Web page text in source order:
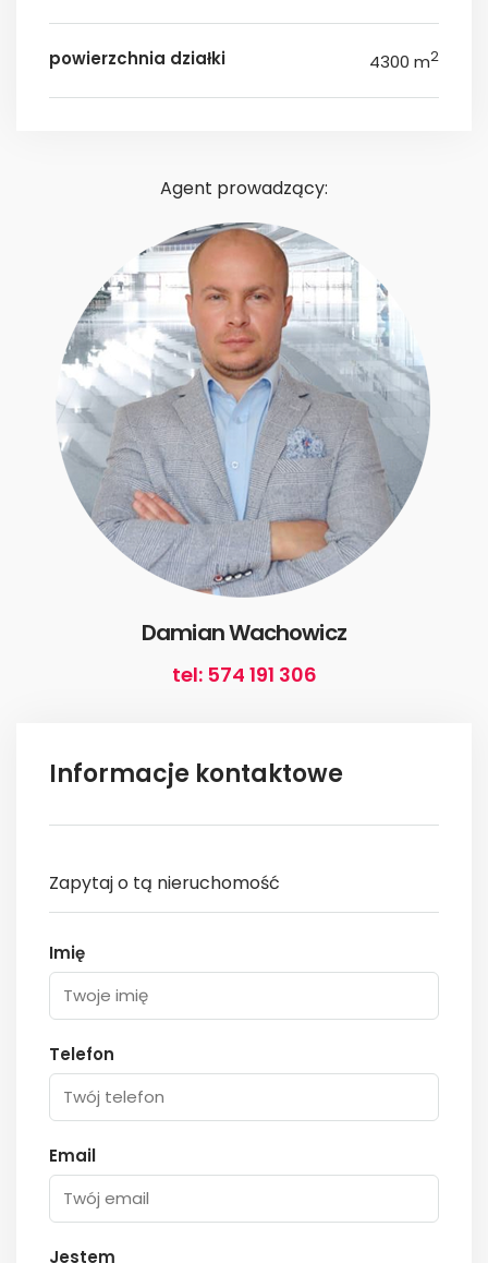
powierzchnia działki 4300 m2
Agent prowadzący:
Damian Wachowicz
tel: 574 191 306
Informacje kontaktowe
Zapytaj o tą nieruchomość
Imię
Telefon
Email
Jestem